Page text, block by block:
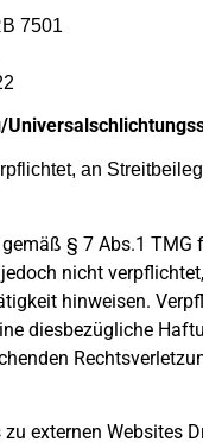
7501
an
§ 7 Abs.1
nicht
hinweisen.
diesbezügliche
externen Websites